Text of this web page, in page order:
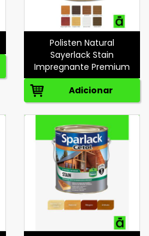
Polisten Natural
Sayerlack Stain
Impregnante Premium
Adicionar